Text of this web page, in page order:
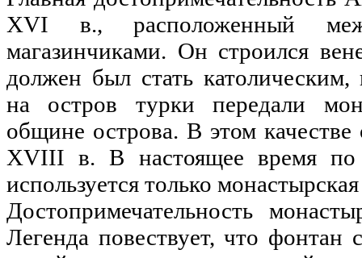
XVI в., расположенный
магазинчиками. Он строился
должен был стать
на остров турки передали
общине острова. В этом
XVIII в. В настоящее время по
используется только
Достопримечательность
Легенда повествует, что фонтан